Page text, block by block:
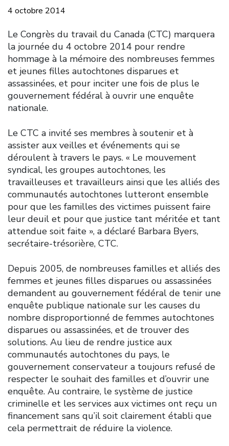
4 octobre 2014
Le Congrès du travail du Canada (CTC) marquera
la journée du 4 octobre 2014 pour rendre
hommage à la mémoire des nombreuses femmes
et jeunes filles autochtones disparues et
assassinées, et pour inciter une fois de plus le
gouvernement fédéral à ouvrir une enquête
nationale.
Le CTC a invité ses membres à soutenir et à
assister aux veilles et événements qui se
déroulent à travers le pays. « Le mouvement
syndical, les groupes autochtones, les
travailleuses et travailleurs ainsi que les alliés des
communautés autochtones lutteront ensemble
pour que les familles des victimes puissent faire
leur deuil et pour que justice tant méritée et tant
attendue soit faite », a déclaré Barbara Byers,
secrétaire-trésorière, CTC.
Depuis 2005, de nombreuses familles et alliés des
femmes et jeunes filles disparues ou assassinées
demandent au gouvernement fédéral de tenir une
enquête publique nationale sur les causes du
nombre disproportionné de femmes autochtones
disparues ou assassinées, et de trouver des
solutions. Au lieu de rendre justice aux
communautés autochtones du pays, le
gouvernement conservateur a toujours refusé de
respecter le souhait des familles et d’ouvrir une
enquête. Au contraire, le système de justice
criminelle et les services aux victimes ont reçu un
financement sans qu’il soit clairement établi que
cela permettrait de réduire la violence.